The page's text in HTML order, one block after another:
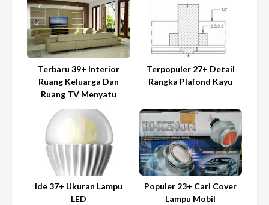
Terbaru 39+ Interior
Ruang Keluarga Dan
Ruang TV Menyatu
Terpopuler 27+ Detail
Rangka Plafond Kayu
Ide 37+ Ukuran Lampu
LED
Populer 23+ Cari Cover
Lampu Mobil